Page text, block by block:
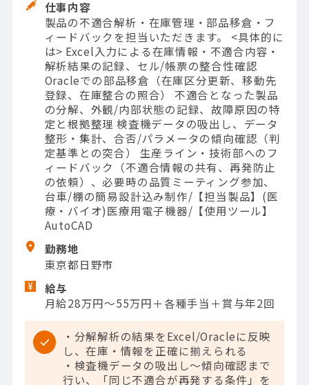
仕事内容
製品の不適合解析・在庫管理・部品移倉・フ
ィードバックを担当いただきます。 <具体的に
は> Excel入力による在庫情報・不適合内容・
解析結果の記録、セル/帳票の整合性確認
Oracleでの部品移倉（在庫区分更新、移動先
登録、在庫整合の照合） 不適合となった製品
の分解、外観/内部状態の記録、故障原因の特
定と根拠整理 検査機データの吸出し、データ
整形・集計、合否/パラメータの傾向確認（判
定基準との突合） 生産ライン・技術部へのフ
ィードバック（不適合情報の共有、再発防止
の依頼）、必要時の品質ミーティング参加、
台車/棚の簡易設計込み制作/【担当製品】(医
療・バイオ)医療用電子機器/【使用ツール】
AutoCAD
勤務地
東京都日野市
給与
月給28万円～55万円＋各種手当＋賞与年2回
・分解解析の結果をExcel/Oracleに反映
し、在庫・情報を正確に揃えられる
・検査機データの吸出し～傾向確認まで
行い、「同じ不適合が再発する条件」を